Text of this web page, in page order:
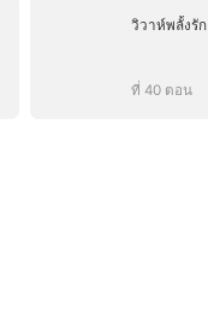
วิวาห์พลั้งรัก
ที่ 40 ตอน